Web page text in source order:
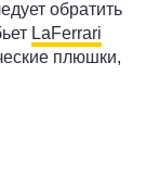
обратить
LaFerrari
плюшки,